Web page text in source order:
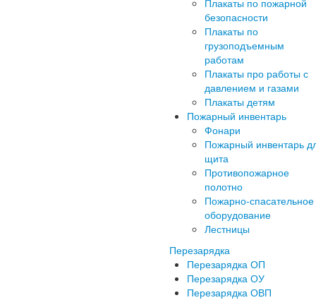
Плакаты по пожарной
безопасности
Плакаты по
грузоподъемным
работам
Плакаты про работы с
давлением и газами
Плакаты детям
Пожарный инвентарь
Фонари
Пожарный инвентарь
щита
Противопожарное
полотно
Пожарно-спасательное
оборудование
Лестницы
Перезарядка
Перезарядка ОП
Перезарядка ОУ
Перезарядка ОВП